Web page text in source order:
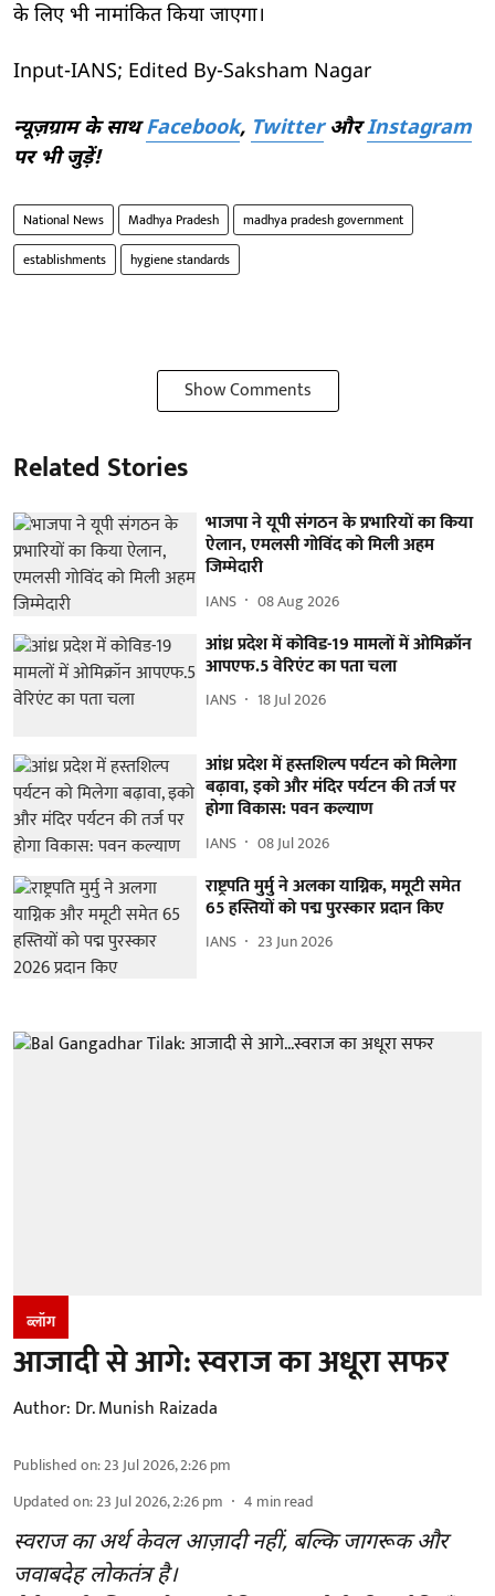
के लिए भी नामांकित किया जाएगा।
Input-IANS; Edited By-Saksham Nagar
न्यूज़ग्राम के साथFacebook, TwitterऔरInstagram
पर भी जुड़ें!
National News Madhya Pradesh
madhya pradesh government
establishments
hygiene standards
Show Comments
Related Stories
भाजपा ने यूपी संगठन के प्रभारियों का किया
ऐलान, एमलसी गोविंद को मिली अहम
जिम्मेदारी
IANS 08 Aug 2026
आंध्र प्रदेश में कोविड-19 मामलों में ओमिक्रॉन
आपएफ.5 वेरिएंट का पता चला
IANS 18 Jul 2026
आंध्र प्रदेश में हस्तशिल्प पर्यटन को मिलेगा
बढ़ावा, इको और मंदिर पर्यटन की तर्ज पर
होगा विकास: पवन कल्याण
IANS 08 Jul 2026
राष्ट्रपति मुर्मु ने अलका याग्निक, ममूटी समेत
65 हस्तियों को पद्म पुरस्कार प्रदान किए
IANS 23 Jun 2026
ब्लॉग
आजादी से आगे: स्वराज का अधूरा सफर
Author: Dr. Munish Raizada
Published on:23 Jul 2026, 2:26 pm
Updated on:23 Jul 2026, 2:26 pm 4 min read
स्वराज का अर्थ केवल आज़ादी नहीं, बल्कि जागरूक और
जवाबदेह लोकतंत्र है।